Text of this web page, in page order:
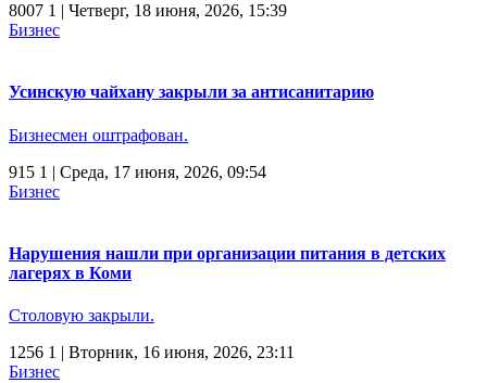
8007 1 | Четверг, 18 июня, 2026, 15:39
Бизнес
Усинскую чайхану закрыли за антисанитарию
Бизнесмен оштрафован.
915 1 | Среда, 17 июня, 2026, 09:54
Бизнес
Нарушения нашли при организации питания в детских
лагерях в Коми
Столовую закрыли.
1256 1 | Вторник, 16 июня, 2026, 23:11
Бизнес